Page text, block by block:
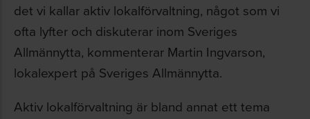
det vi kallar aktiv lokalförvaltning, något som vi
ofta lyfter och diskuterar inom Sveriges
Allmännytta, kommenterar Martin Ingvarson,
lokalexpert på Sveriges Allmännytta.
Aktiv lokalförvaltning är bland annat ett tema